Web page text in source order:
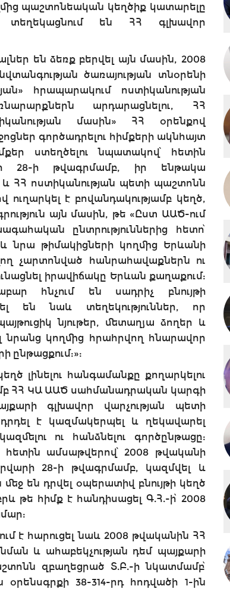
պաշտոնեական կեղծիք կատարելը
տեղեկացնում են ՀՀ գլխավոր
են ձեռք բերվել այն մասին, 2008
ծառայության տնօրենի
հրապարակում ոստիկանության
արդարացնելու, ՀՀ
մասին» ՀՀ օրենքով
գործադրելու հիմքերի ակնհայտ
ստեղծելու նպատակով՝ հետին
28-ի թվագրմամբ, իր ենթակա
ՀՀ ոստիկանության պետի պաշտոնն
է բովանդակությամբ կեղծ,
այն մասին, թե «Ըստ ԱԱԾ-ում
ընտրություններից հետո՝
նրա թիմակիցների կողմից Երևանի
չարտոնված հանրահավաքներն ու
իրավիճակը Երևան քաղաքում:
հնչում են սադրիչ բնույթի
են նաև տեղեկություններ, որ
նյութեր, մետաղյա ձողեր և
կողմից հրահրվող հնարավոր
ընթացքում:»:
լինելու հանգամանքը քողարկելու
ՀՀ ԿԱ ԱԱԾ սահմանադրական կարգի
գլխավոր վարչության պետի
է կազմակերպել և ղեկավարել
ու հանձնելու գործընթացը:
հետին ամսաթվերով՝ 2008 թվականի
28-ի թվագրմամբ, կազմվել և
են դրվել օպերատիվ բնույթի կեղծ
թե հիմք է հանդիսացել Գ.Հ.-ի՝ 2008
է հարուցել նաև 2008 թվականին ՀՀ
և ահաբեկչության դեմ պայքարի
զբաղեցրած Տ.Բ.-ի նկատմամբ՝
38-314-րդ հոդվածի 1-ին